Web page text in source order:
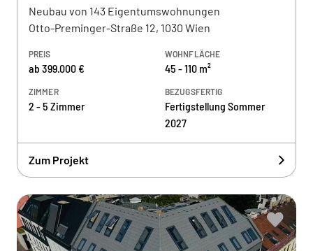
Neubau von 143 Eigentumswohnungen
Otto-Preminger-Straße 12, 1030 Wien
PREIS
ab 399.000 €
WOHNFLÄCHE
45 - 110 m²
ZIMMER
2 - 5 Zimmer
BEZUGSFERTIG
Fertigstellung Sommer
2027
Zum Projekt